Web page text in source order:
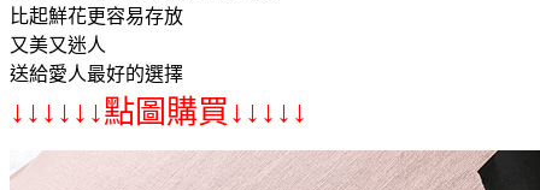
比起鮮花更容易存放
又美又迷人
送給愛人最好的選擇
↓↓↓↓↓↓點圖購買↓↓↓↓↓